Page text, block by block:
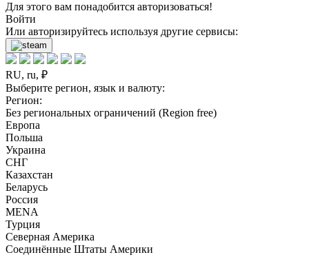
Для этого вам понадобится авторизоваться!
Войти
Или авторизируйтесь используя другие сервисы:
RU, ru, ₽
Выберите регион, язык и валюту:
Регион:
Без региональных ограничений (Region free)
Европа
Польша
Украина
СНГ
Казахстан
Беларусь
Россия
MENA
Турция
Северная Америка
Соединённые Штаты Америки